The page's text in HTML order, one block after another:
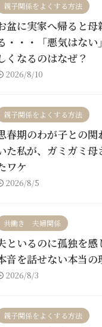
親子関係をよくする方法
盆に実家へ帰ると母
・・・「悪気はな
くなるのはなぜ？
2026/8/10
親子関係をよくする方法
春期のわが子との関
た私が、ガミガミ母
ワケ
2026/8/5
共働き 夫婦関係
といるのに孤独を感
音を話せない本当の
2026/8/3
親子関係をよくする方法